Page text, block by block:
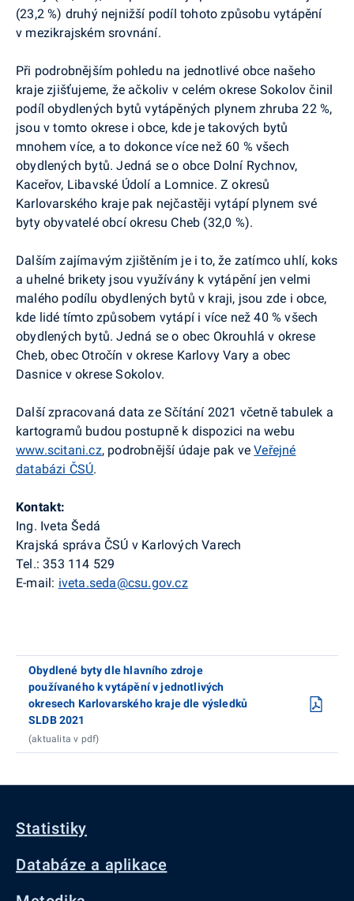
(23,2 %) druhý nejnižší podíl tohoto způsobu vytápění
v mezikrajském srovnání.
Při podrobnějším pohledu na jednotlivé obce našeho
kraje zjišťujeme, že ačkoliv v celém okrese Sokolov činil
podíl obydlených bytů vytápěných plynem zhruba 22 %,
jsou v tomto okrese i obce, kde je takových bytů
mnohem více, a to dokonce více než 60 % všech
obydlených bytů. Jedná se o obce Dolní Rychnov,
Kaceřov, Libavské Údolí a Lomnice. Z okresů
Karlovarského kraje pak nejčastěji vytápí plynem své
byty obyvatelé obcí okresu Cheb (32,0 %).
Dalším zajímavým zjištěním je i to, že zatímco uhlí, koks
a uhelné brikety jsou využívány k vytápění jen velmi
malého podílu obydlených bytů v kraji, jsou zde i obce,
kde lidé tímto způsobem vytápí i více než 40 % všech
obydlených bytů. Jedná se o obec Okrouhlá v okrese
Cheb, obec Otročín v okrese Karlovy Vary a obec
Dasnice v okrese Sokolov.
Další zpracovaná data ze Sčítání 2021 včetně tabulek a
kartogramů budou postupně k dispozici na webu
www.scitani.cz, podrobnější údaje pak veVeřejné
databázi ČSÚ.
Kontakt:
Ing. Iveta Šedá
Krajská správa ČSÚ v Karlových Varech
Tel.: 353 114 529
E-mail: iveta.seda@csu.gov.cz
Obydlené byty dle hlavního zdroje
používaného k vytápění v jednotlivých
okresech Karlovarského kraje dle výsledků
SLDB 2021
(aktualita v pdf)
Statistiky
Databáze a aplikace